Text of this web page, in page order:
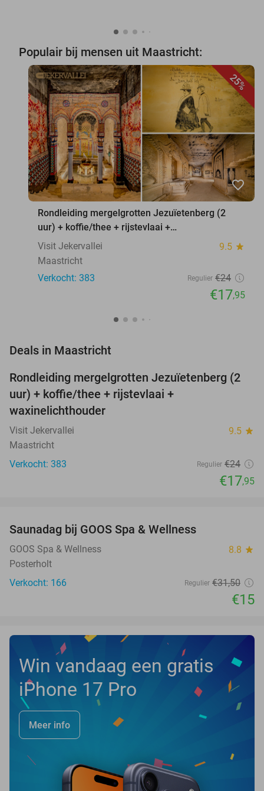
Populair bij mensen uit Maastricht:
25%
favorite_border
Rondleiding mergelgrotten Jezuïetenberg (2
uur) + koffie/thee + rijstevlaai +
waxinelichthouder
Visit Jekervallei 9.5 star
Maastricht
Verkocht: 383
Regulier €24
€17,95
Deals in Maastricht
25%
Rondleiding mergelgrotten Jezuïetenberg (2
uur) + koffie/thee + rijstevlaai +
waxinelichthouder
Visit Jekervallei 9.5 star
Maastricht
Verkocht: 383
Regulier €24
€17,95
TODAY
Saunadag bij GOOS Spa & Wellness
GOOS Spa & Wellness 8.8 star
Posterholt
Verkocht: 166
Regulier €31,50
€15
Win vandaag een gratis
iPhone 17 Pro
Meer info